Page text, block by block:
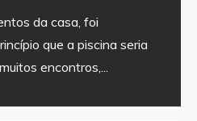
da casa, foi
que a piscina seria
encontros,...